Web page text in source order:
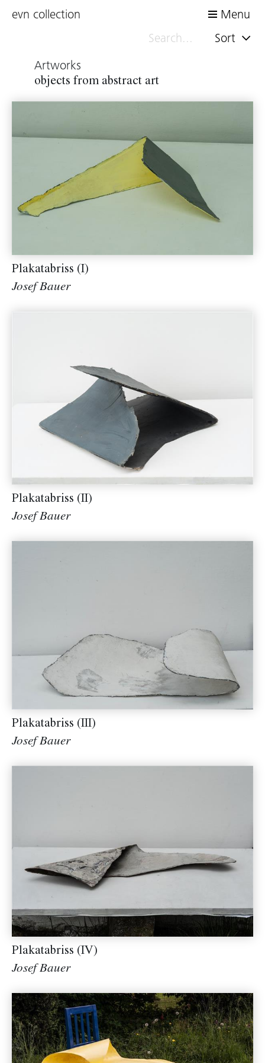
evn collection
Menu
Sort
Artworks
objects from abstract art
Plakatabriss (I)
Josef Bauer
Plakatabriss (II)
Josef Bauer
Plakatabriss (III)
Josef Bauer
Plakatabriss (IV)
Josef Bauer